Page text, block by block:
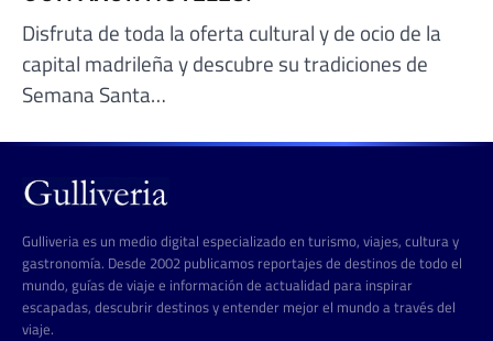
Disfruta de toda la oferta cultural y de ocio de la
capital madrileña y descubre su tradiciones de
Semana Santa…
Gulliveria es un medio digital especializado en turismo, viajes, cultura y
gastronomía. Desde 2002 publicamos reportajes de destinos de todo el
mundo, guías de viaje e información de actualidad para inspirar
escapadas, descubrir destinos y entender mejor el mundo a través del
viaje.